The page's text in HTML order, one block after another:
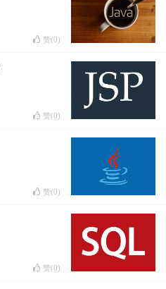
赞(0)
赞(0)
赞(0)
赞(0)